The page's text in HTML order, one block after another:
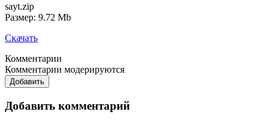
sayt.zip
Размер: 9.72 Mb
Скачать
Комментарии
Комментарии модерируются
Добавить
Добавить комментарий